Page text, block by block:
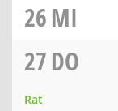
26MI
27DO
Rat